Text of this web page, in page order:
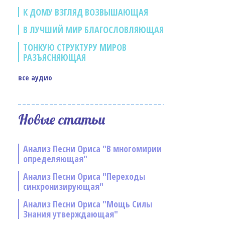
К ДОМУ ВЗГЛЯД ВОЗВЫШАЮЩАЯ
В ЛУЧШИЙ МИР БЛАГОСЛОВЛЯЮЩАЯ
ТОНКУЮ СТРУКТУРУ МИРОВ
РАЗЪЯСНЯЮЩАЯ
все аудио
Новые статьи
Анализ Песни Ориса "В многомирии
определяющая"
Анализ Песни Ориса "Переходы
синхронизирующая"
Анализ Песни Ориса "Мощь Силы
Знания утверждающая"